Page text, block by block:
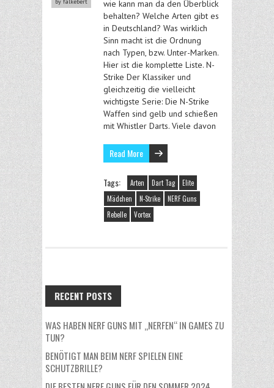
wie kann man da den Überblick
behalten? Welche Arten gibt es
in Deutschland? Was wirklich
Sinn macht ist die Ordnung
nach Typen, bzw. Unter-Marken.
Hier ist die komplette Liste. N-
Strike Der Klassiker und
gleichzeitig die vielleicht
wichtigste Serie: Die N-Strike
Waffen sind gelb und schießen
mit Whistler Darts. Viele davon
Read More
Tags: Arten Dart Tag
Elite
Mädchen
N-Strike
NERF Guns
Rebelle
Vortex
RECENT POSTS
WAS HABEN NERF GUNS MIT „NERFEN“ IN GAMES ZU
TUN?
BENÖTIGT MAN BEIM NERF SPIELEN EINE
SCHUTZBRILLE?